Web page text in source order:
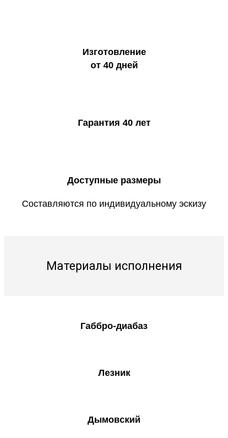
Изготовление
от 40 дней
Гарантия 40 лет
Доступные размеры
Составляются по индивидуальному эскизу
Материалы исполнения
Габбро-диабаз
Лезник
Дымовский